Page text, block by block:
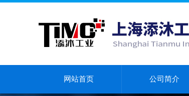
网站首页 公司简介